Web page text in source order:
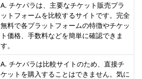
A. チケパラは、主要なチケット販売プラ
ットフォームを比較するサイトです。完全
無料で各プラットフォームの特徴やチケッ
ト価格、手数料などを簡単に確認できま
す。
A. チケパラは比較サイトのため、直接チ
ケットを購入することはできません。気に